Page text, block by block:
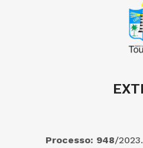
Processo: 948/2023.